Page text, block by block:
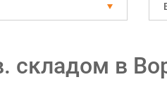
складом в